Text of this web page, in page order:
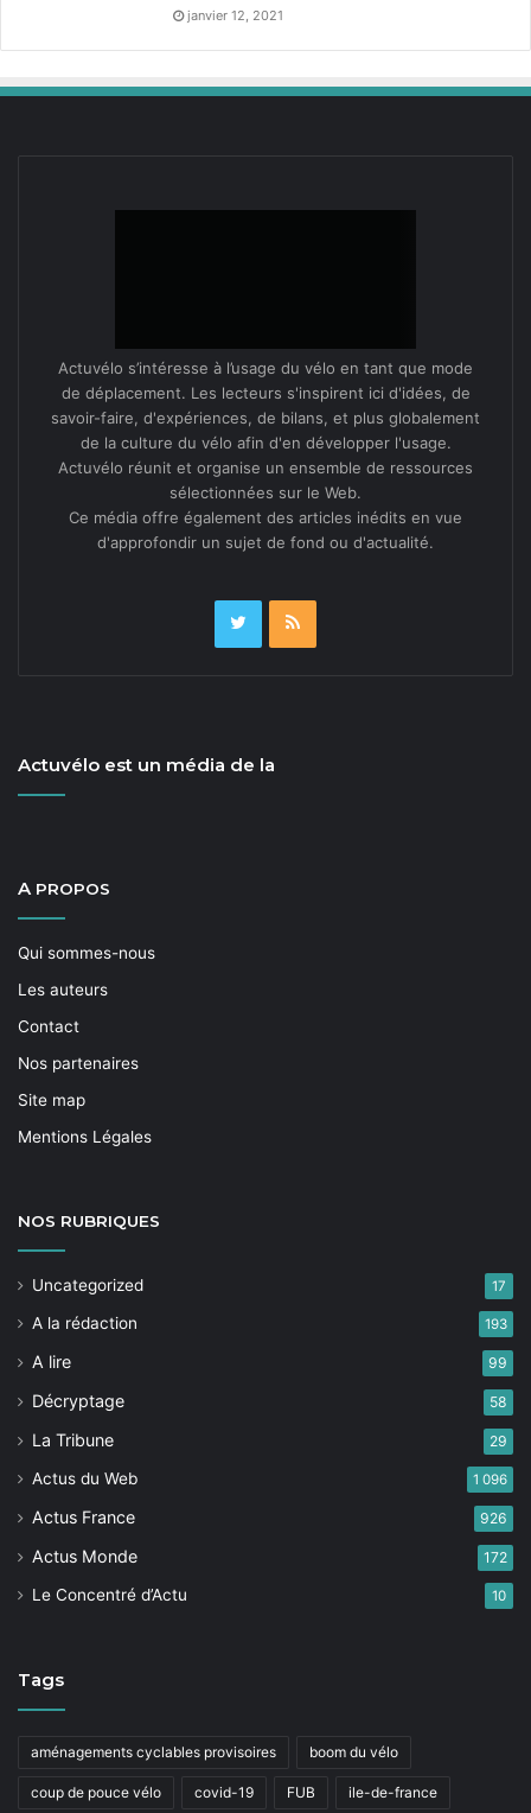
janvier 12, 2021
Actuvélo s’intéresse à l’usage du vélo en tant que mode
de déplacement. Les lecteurs s'inspirent ici d'idées, de
savoir-faire, d'expériences, de bilans, et plus globalement
de la culture du vélo afin d'en développer l'usage.
Actuvélo réunit et organise un ensemble de ressources
sélectionnées sur le Web.
Ce média offre également des articles inédits en vue
d'approfondir un sujet de fond ou d'actualité.
Actuvélo est un média de la
A PROPOS
Qui sommes-nous
Les auteurs
Contact
Nos partenaires
Site map
Mentions Légales
NOS RUBRIQUES
Uncategorized 17
A la rédaction 193
A lire 99
Décryptage 58
La Tribune 29
Actus du Web 1 096
Actus France 926
Actus Monde 172
Le Concentré d’Actu 10
Tags
aménagements cyclables provisoires boom du vélo
coup de pouce vélo covid-19 FUB ile-de-france